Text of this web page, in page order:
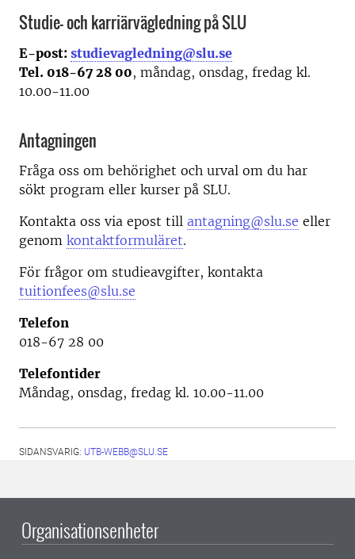
Studie- och karriärvägledning på SLU
E-post: studievagledning@slu.se
Tel. 018-67 28 00, måndag, onsdag, fredag kl.
10.00-11.00
Antagningen
Fråga oss om behörighet och urval om du har
sökt program eller kurser på SLU.
Kontakta oss via epost till antagning@slu.se eller
genom kontaktformuläret.
För frågor om studieavgifter, kontakta
tuitionfees@slu.se
Telefon
018-67 28 00
Telefontider
Måndag, onsdag, fredag kl. 10.00-11.00
SIDANSVARIG: UTB-WEBB@SLU.SE
Organisationsenheter